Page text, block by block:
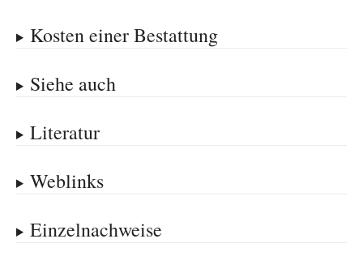
Kosten einer Bestattung
Siehe auch
Literatur
Weblinks
Einzelnachweise